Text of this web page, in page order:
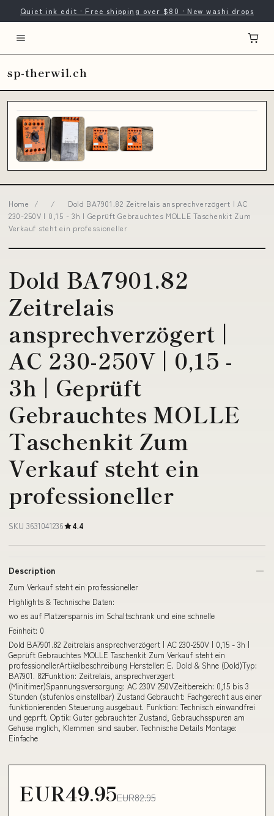
Quiet ink edit · Free shipping over $80 · New washi drops
sp-therwil.ch
Home / /
Dold BA7901.82 Zeitrelais ansprechverzögert | AC
230-250V | 0,15 - 3h | Geprüft Gebrauchtes MOLLE Taschenkit Zum
Verkauf steht ein professioneller
Dold BA7901.82
Zeitrelais
ansprechverzögert |
AC 230-250V | 0,15 -
3h | Geprüft
Gebrauchtes MOLLE
Taschenkit Zum
Verkauf steht ein
professioneller
SKU 3631041236 4.4
Description
Zum Verkauf steht ein professioneller
Highlights & Technische Daten:
wo es auf Platzersparnis im Schaltschrank und eine schnelle
Feinheit: 0
Dold BA7901.82 Zeitrelais ansprechverzögert | AC 230-250V | 0,15 - 3h |
Geprüft Gebrauchtes MOLLE Taschenkit Zum Verkauf steht ein
professionellerArtikelbeschreibung Hersteller: E. Dold & Shne (Dold)Typ:
BA7901. 82Funktion: Zeitrelais, ansprechverzgert
(Minitimer)Spannungsversorgung: AC 230V 250VZeitbereich: 0,15 bis 3
Stunden (stufenlos einstellbar) Zustand Gebraucht: Fachgerecht aus einer
funktionierenden Steuerung ausgebaut. Funktion: Technisch einwandfrei
und geprft. Optik: Guter gebrauchter Zustand, Gebrauchsspuren am
Gehuse mglich, Klemmen sind sauber. Technische Details Montage:
Einfache
EUR49.95EUR82.95